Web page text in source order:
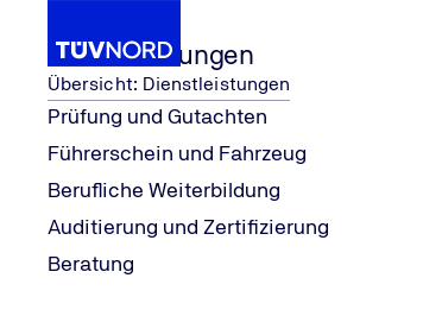
Dienstleistungen
Übersicht: Dienstleistungen
Prüfung und Gutachten
Führerschein und Fahrzeug
Berufliche Weiterbildung
Auditierung und Zertifizierung
Beratung
Home
Qualitätsmanagement